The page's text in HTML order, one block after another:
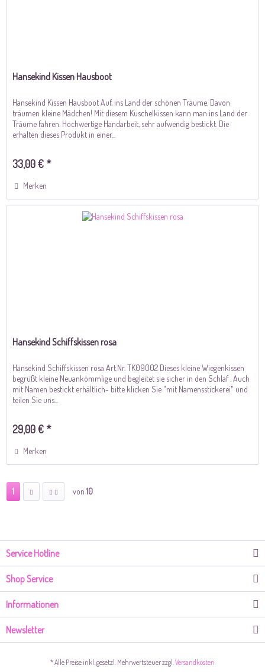
Hansekind Kissen Hausboot
Hansekind Kissen Hausboot Auf, ins Land der schönen Träume. Davon
träumen kleine Mädchen! Mit diesem Kuschelkissen kann man ins Land der
Träume fahren. Hochwertige Handarbeit, sehr aufwendig bestickt. Die
erhalten dieses Produkt in einer...
33,00 € *
Merken
Hansekind Schiffskissen rosa
Hansekind Schiffskissen rosa Art.Nr. TK09002 Dieses kleine Wiegenkissen
begrüßt kleine Neuankömmlige und begleitet sie sicher in den Schlaf . Auch
mit Namen bestickt erhältlich- bitte klicken Sie "mit Namensstickerei" und
teilen Sie uns...
29,00 € *
Merken
1 von 10
Service Hotline
Shop Service
Informationen
Newsletter
* Alle Preise inkl. gesetzl. Mehrwertsteuer zzgl. Versandkosten